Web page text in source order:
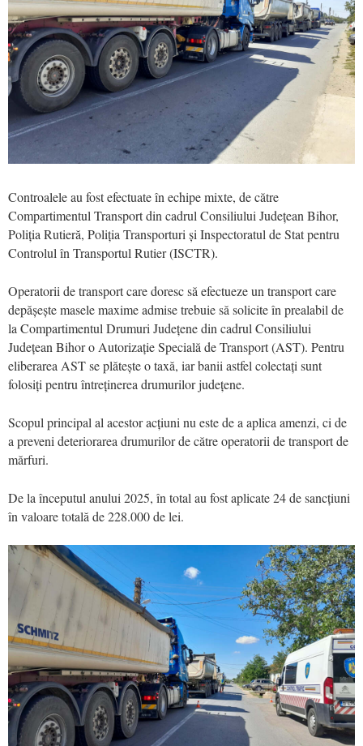
Controalele au fost efectuate în echipe mixte, de către
Compartimentul Transport din cadrul Consiliului Județean Bihor,
Poliția Rutieră, Poliția Transporturi și Inspectoratul de Stat pentru
Controlul în Transportul Rutier (ISCTR).
Operatorii de transport care doresc să efectueze un transport care
depășește masele maxime admise trebuie să solicite în prealabil de
la Compartimentul Drumuri Județene din cadrul Consiliului
Județean Bihor o Autorizație Specială de Transport (AST). Pentru
eliberarea AST se plătește o taxă, iar banii astfel colectați sunt
folosiți pentru întreținerea drumurilor județene.
Scopul principal al acestor acțiuni nu este de a aplica amenzi, ci de
a preveni deteriorarea drumurilor de către operatorii de transport de
mărfuri.
De la începutul anului 2025, în total au fost aplicate 24 de sancțiuni
în valoare totală de 228.000 de lei.